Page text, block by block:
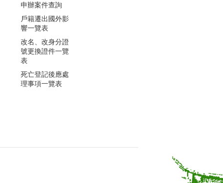
申辦案件查詢
戶籍遷出國外影
響一覽表
改名、改身分證
號更換證件一覽
表
死亡登記後應處
理事項一覽表